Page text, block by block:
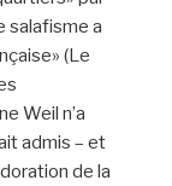
salafisme a
(Le
Weil n’a
admis – et
de la